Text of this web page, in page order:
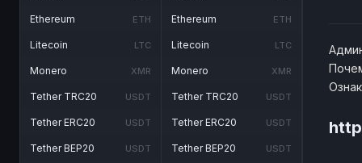
Ethereum ETH
Litecoin LTC
Monero XMR
Tether TRC20 USDT
Tether ERC20 USDT
Tether BEP20 USDT
Ethereum ETH
Litecoin LTC
Monero XMR
Tether TRC20 USDT
Tether ERC20 USDT
Tether BEP20 USDT